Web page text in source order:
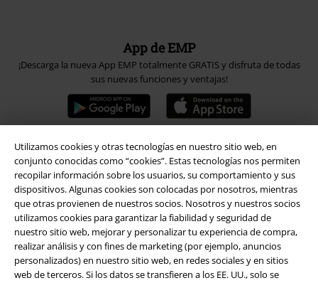
Utilizamos cookies y otras tecnologías en nuestro sitio web, en
conjunto conocidas como “cookies”. Estas tecnologías nos permiten
recopilar información sobre los usuarios, su comportamiento y sus
dispositivos. Algunas cookies son colocadas por nosotros, mientras
que otras provienen de nuestros socios. Nosotros y nuestros socios
utilizamos cookies para garantizar la fiabilidad y seguridad de
nuestro sitio web, mejorar y personalizar tu experiencia de compra,
realizar análisis y con fines de marketing (por ejemplo, anuncios
personalizados) en nuestro sitio web, en redes sociales y en sitios
web de terceros. Si los datos se transfieren a los EE. UU., solo se
App de EMP
¡Descarga la nueva App EMP totalmente GRATIS y disfruta de todas
sus nuevas funciones y ventajas!
A Warner Music Group Company
Seguridad